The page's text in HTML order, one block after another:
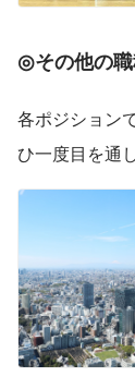
◎その他の
各ポジション
ひ一度目を通